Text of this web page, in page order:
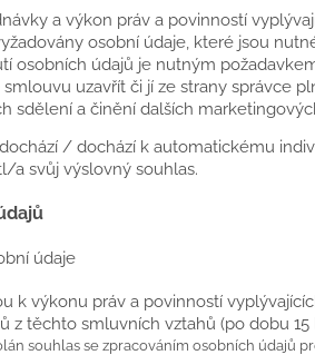
a výkon práv a povinností
osobní údaje, které jsou
osobních údajů je nutným
uzavřít či jí ze strany správce
sdělení a činění dalších
/ dochází k automatickému
a svůj výslovný souhlas.
údaje
k výkonu práv a povinností
z těchto smluvních vztahů (po dobu
souhlas se zpracováním osobních údajů